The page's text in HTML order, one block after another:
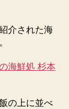
介された海
海鮮処 杉本
の上に並べ